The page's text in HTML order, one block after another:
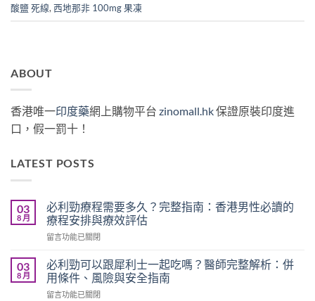
酸鹽 死線, 西地那非 100mg 果凍
ABOUT
香港唯一印度藥網上購物平台 zinomall.hk保證原裝印度進
口，假一罰十！
LATEST POSTS
03
8 月
必利勁療程需要多久？完整指南：香港男性必讀的
療程安排與療效評估
在
利
勁
療
程
留言功能已關閉
03
8 月
必利勁可以跟犀利士一起吃嗎？醫師完整解析：併
用條件、風險與安全指南
在
留言功能已關閉